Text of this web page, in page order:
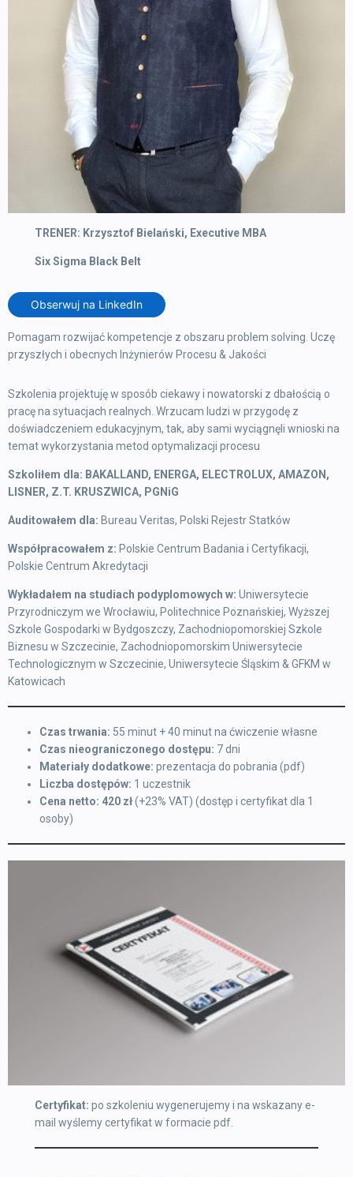
TRENER: Krzysztof Bielański, Executive MBA
Six Sigma Black Belt
Obserwuj na LinkedIn
Pomagam rozwijać kompetencje z obszaru problem solving. Uczę
przyszłych i obecnych Inżynierów Procesu & Jakości
Szkolenia projektuję w sposób ciekawy i nowatorski z dbałością o
pracę na sytuacjach realnych. Wrzucam ludzi w przygodę z
doświadczeniem edukacyjnym, tak, aby sami wyciągnęli wnioski na
temat wykorzystania metod optymalizacji procesu
Szkoliłem dla: BAKALLAND, ENERGA, ELECTROLUX, AMAZON,
LISNER, Z.T. KRUSZWICA, PGNiG
Auditowałem dla: Bureau Veritas, Polski Rejestr Statków
Współpracowałem z: Polskie Centrum Badania i Certyfikacji,
Polskie Centrum Akredytacji
Wykładałem na studiach podyplomowych w: Uniwersytecie
Przyrodniczym we Wrocławiu, Politechnice Poznańskiej, Wyższej
Szkole Gospodarki w Bydgoszczy, Zachodniopomorskiej Szkole
Biznesu w Szczecinie, Zachodniopomorskim Uniwersytecie
Technologicznym w Szczecinie, Uniwersytecie Śląskim & GFKM w
Katowicach
Czas trwania: 55 minut + 40 minut na ćwiczenie własne
Czas nieograniczonego dostępu: 7 dni
Materiały dodatkowe: prezentacja do pobrania (pdf)
Liczba dostępów: 1 uczestnik
Cena netto: 420 zł(+23% VAT) (dostęp i certyfikat dla 1
osoby)
Certyfikat:po szkoleniu wygenerujemy i na wskazany e-
mail wyślemy certyfikat w formacie pdf.